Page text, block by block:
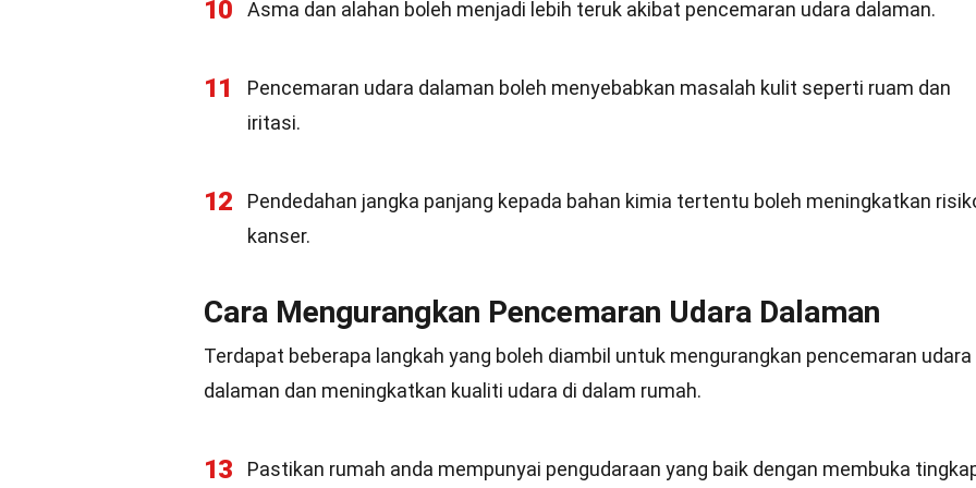
10 Asma dan alahan boleh menjadi lebih teruk akibat pencemaran udara dalaman.
11
Pencemaran udara dalaman boleh menyebabkan masalah kulit seperti ruam dan
iritasi.
12
Pendedahan jangka panjang kepada bahan kimia tertentu boleh meningkatkan
kanser.
Cara Mengurangkan Pencemaran Udara Dalaman
Terdapat beberapa langkah yang boleh diambil untuk mengurangkan pencemaran udara
dalaman dan meningkatkan kualiti udara di dalam rumah.
13 Pastikan rumah anda mempunyai pengudaraan yang baik dengan membuka